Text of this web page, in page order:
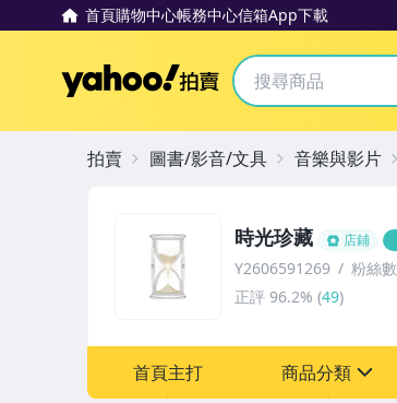
首頁購物中心帳務中心信箱App下載
Yahoo拍賣
時光珍藏 店鋪
Y2606591269 粉絲數
正評 96.2% (49)
首頁主打 商品分類
拍賣 圖書/影音/文具 音樂與影片